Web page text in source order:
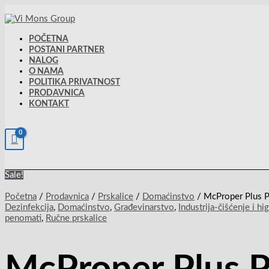
na
sadržaj
POČETNA
POSTANI PARTNER
NALOG
O NAMA
POLITIKA PRIVATNOST
PRODAVNICA
KONTAKT
Sale!
Početna / Prodavnica / Prskalice / Domaćinstvo / McProper Plus P
Dezinfekcija, Domaćinstvo, Građevinarstvo, Industrija-čišćenje i
penomati, Ručne prskalice
cena
bila:
2,339.00rsd.
Plus
P
količina